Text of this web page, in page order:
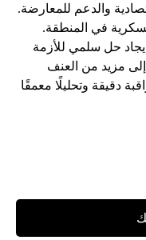
والدعم للمعارضة.
في المنطقة.
حل سلمي للأزمة
مزيد من العنف
دقيقة وتحليلًا معمقًا